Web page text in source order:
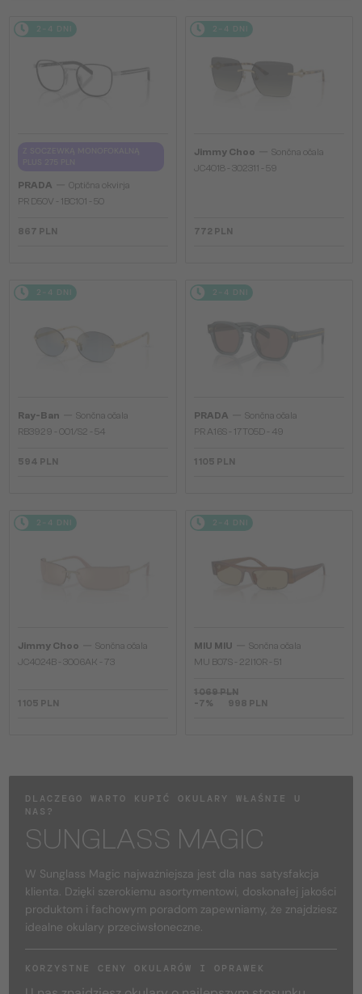
2-4 DNI
PRADA
Optična okvirja
PR D50V - 1BC1O1 - 50
867 PLN
2-4 DNI
Jimmy Choo
Sončna očala
JC4018 - 302311 - 59
772 PLN
2-4 DNI
Ray-Ban
Sončna očala
RB3929 - 001/S2 - 54
594 PLN
2-4 DNI
PRADA
Sončna očala
PR A16S - 17T05D - 49
1 105 PLN
2-4 DNI
Jimmy Choo
Sončna očala
JC4024B - 3006AK - 73
1 105 PLN
2-4 DNI
MIU MIU
Sončna očala
MU B07S - 22I10R - 51
1 069 PLN
-7%
998 PLN
DLACZEGO WARTO KUPIĆ OKULARY WŁAŚNIE U
NAS?
SUNGLASS MAGIC
W Sunglass Magic najważniejsza jest dla nas satysfakcja
klienta. Dzięki szerokiemu asortymentowi, doskonałej jakości
produktom i fachowym poradom zapewniamy, że znajdziesz
idealne okulary przeciwsłoneczne.
KORZYSTNE CENY OKULARÓW I OPRAWEK